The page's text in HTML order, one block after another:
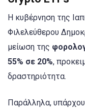
Η κυβέρνηση της
Φιλελεύθερου
μείωση της
55% σε 20%,
δραστηριότητα.
Παράλληλα,